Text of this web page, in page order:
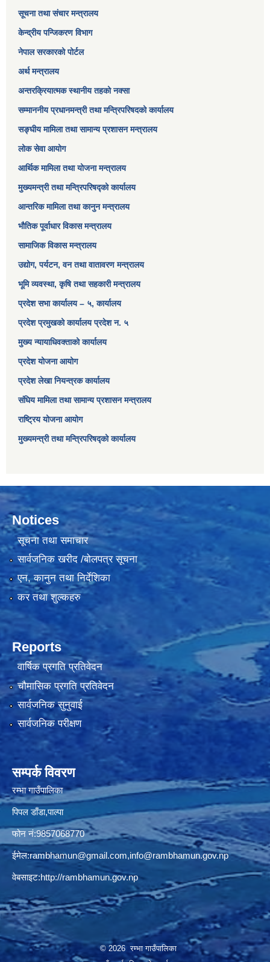
सूचना तथा संचार मन्त्रालय
केन्द्रीय पन्जिकरण विभाग
नेपाल सरकारको पोर्टल
अर्थ मन्त्रालय
अन्तरक्रियात्मक स्थानीय तहको नक्सा
सम्माननीय प्रधानमन्त्री तथा मन्त्रिपरिषद‌को कार्यालय
सङ्‍घीय मामिला तथा सामान्य प्रशासन मन्त्रालय
लोक सेवा आयोग
आर्थिक मामिला तथा योजना मन्त्रालय​
मुख्यमन्त्री तथा मन्त्रिपरिषद्को कार्यालय
आन्तरिक मामिला तथा कानुन मन्त्रालय
भौतिक पूर्वाधार विकास मन्त्रालय
सामाजिक विकास मन्त्रालय
उद्योग, पर्यटन, वन तथा वातावरण मन्त्रालय
भूमि व्यवस्था, कृषि तथा सहकारी मन्त्रालय
प्रदेश सभा कार्यालय – ५, कार्यालय
प्रदेश प्रमुखको कार्यालय प्रदेश न. ५
मुख्य न्यायाधिवक्ताको कार्यालय
प्रदेश योजना आयोग
प्रदेश लेखा नियन्त्रक कार्यालय
संघिय मामिला तथा सामान्य प्रशासन मन्त्रालय
राष्ट्रिय योजना आयोग
मुख्यमन्त्री तथा मन्त्रिपरिषद्को कार्यालय
Notices
सूचना तथा समाचार
सार्वजनिक खरीद /बोलपत्र सूचना
एन, कानुन तथा निर्देशिका
कर तथा शुल्कहरु
Reports
वार्षिक प्रगति प्रतिवेदन
चौमासिक प्रगति प्रतिवेदन
सार्वजनिक सुनुवाई
सार्वजनिक परीक्षण
सम्पर्क विवरण
रम्भा गाउँपालिका
पिपल डाँडा,पाल्पा
फोन नं:9857068770
ईमेल:rambhamun@gmail.com,info@rambhamun.gov.np
वेबसाइट:http://rambhamun.gov.np
© 2026 रम्भा गाउँपालिका